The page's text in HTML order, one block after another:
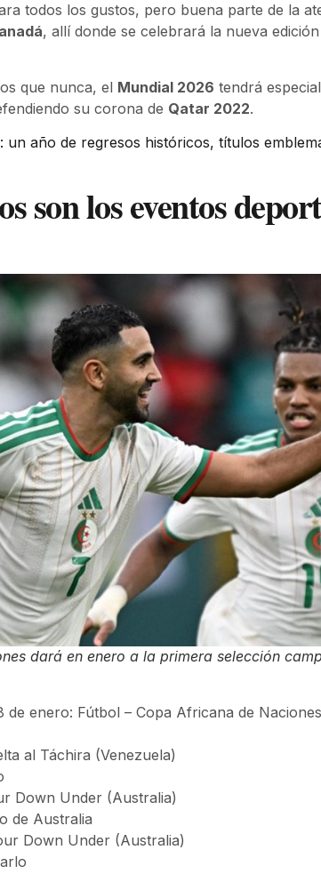
todos los gustos, pero buena parte de la
, allí donde se celebrará la nueva
que nunca, el Mundial 2026 tendrá
su corona de Qatar 2022.
un año de regresos históricos, títulos
son los eventos
dará en enero a la primera selección
de enero: Fútbol – Copa Africana de Naciones
al Táchira (Venezuela)
Down Under (Australia)
de Australia
Down Under (Australia)